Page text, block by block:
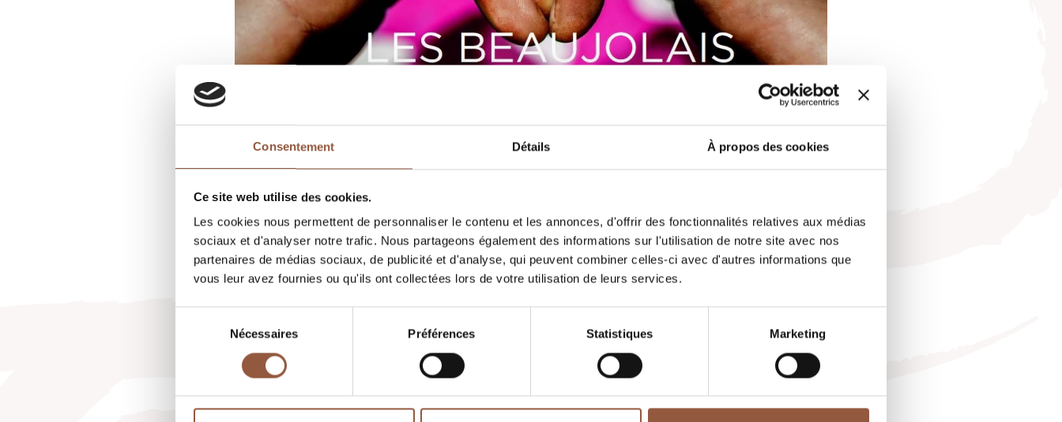
Consentement Détails À propos des cookies
Ce site web utilise des cookies.
Les cookies nous permettent de personnaliser le contenu et les annonces, d'offrir des fonctionnalités relatives aux médias
sociaux et d'analyser notre trafic. Nous partageons également des informations sur l'utilisation de notre site avec nos
partenaires de médias sociaux, de publicité et d'analyse, qui peuvent combiner celles-ci avec d'autres informations que
vous leur avez fournies ou qu'ils ont collectées lors de votre utilisation de leurs services.
consentement
Nécessaires Préférences Statistiques Marketing
Bill Nanson de Burgundy Report sur leurs Beaujolais Nouveaux 2019.
Lien:
https://burgundy-report.com/2019/11/2019-beaujolais-nouveau/